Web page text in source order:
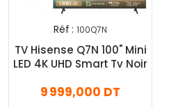
Réf : 100Q7N
TV Hisense Q7N 100" Mini
LED 4K UHD Smart Tv Noir
9 999,000 DT